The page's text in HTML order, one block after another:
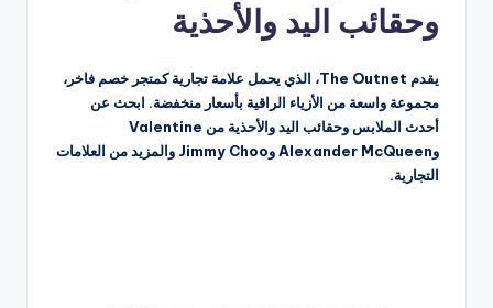
وحقائب اليد والأحذية
يقدم The Outnet، الذي يحمل علامة تجارية كمتجر خصم فاخر،
مجموعة واسعة من الأزياء الراقية بأسعار منخفضة. ابحث عن
أحدث الملابس وحقائب اليد والأحذية من Valentine
وAlexander McQueen وJimmy Choo والمزيد من العلامات
التجارية.